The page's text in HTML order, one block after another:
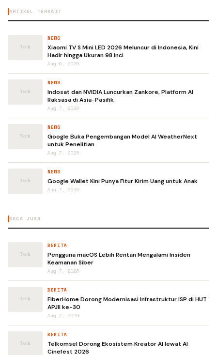
ARTIKEL TERKAIT
NEWS
Xiaomi TV S Mini LED 2026 Meluncur di Indonesia, Kini
Hadir hingga Ukuran 98 Inci
Aug 6, 2026
NEWS
Indosat dan NVIDIA Luncurkan Zankore, Platform AI
Raksasa di Asia-Pasifik
Aug 7, 2026
NEWS
Google Buka Pengembangan Model AI WeatherNext
untuk Penelitian
Aug 7, 2026
NEWS
Google Wallet Kini Punya Fitur Kirim Uang untuk Anak
Aug 7, 2026
BACA JUGA
BERITA
Pengguna macOS Lebih Rentan Mengalami Insiden
Keamanan Siber
Aug 7, 2026
BERITA
FiberHome Dorong Modernisasi Infrastruktur ISP di HUT
APJII ke-30
Aug 7, 2026
BERITA
Telkomsel Dorong Ekosistem Kreator AI lewat AI
Cinefest 2026